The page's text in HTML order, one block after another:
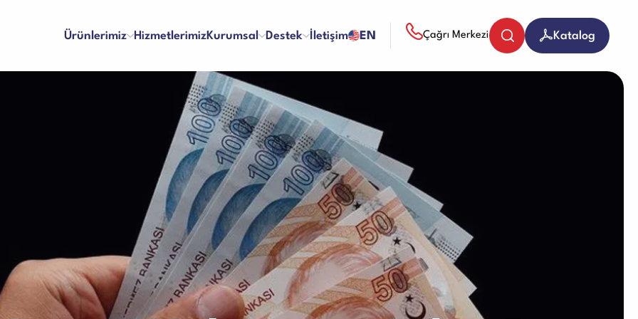
Ürünlerimiz
Para Kontrol Makineleri
Yazar Kasa Para Çekmeceleri Evrak (Kağıt) İmha Makineleri
Makineleri Ciltleme Makineleri
Giyotin Makineleri
HizmetlerimizKurumsal
Referanslar
İnsan Kaynakları
Destek
İş Başvuru Formu
Kullanım Kılavuzları
İletişim EN Çağrı Merkezi Katalog